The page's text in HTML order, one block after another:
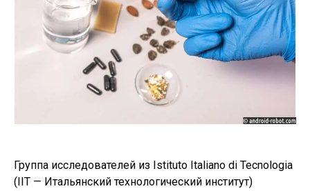
Группа исследователей из Istituto Italiano di Tecnologia
(IIT — Итальянский технологический институт)